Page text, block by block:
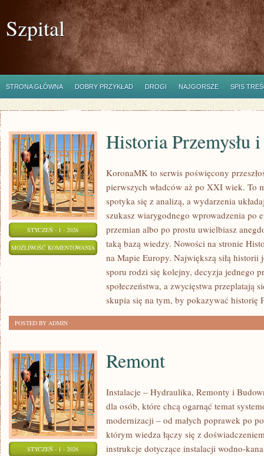
Szpital
STRONA GŁÓWNA DOBRY PRZYKŁAD DROGI NAJGORSZE SPIS
STYCZEŃ - 1 - 2026
MOŻLIWOŚĆ KOMENTOWANIA HISTORIA
PRZEMYSŁU
URBANIZACJI
Historia Przemysłu
KoronaMK to serwis poświęcony
pierwszych władców aż po XXI wiek. To
spotyka się z analizą, a wydarzenia
szukasz wiarygodnego wprowadzenia po
przemian albo po prostu uwielbiasz
taką bazą wiedzy. Nowości na stronie
na Mapie Europy. Największą siłą historii
sporu rodzi się kolejny, decyzja jednego
społeczeństwa, a zwycięstwa przeplatają
skupia się na tym, by pokazywać historię
POSTED BY ADMIN
STYCZEŃ - 1 - 2026
Remont
Instalacje – Hydraulika, Remonty i
dla osób, które chcą ogarnąć temat
modernizacji – od małych poprawek po
którym wiedza łączy się z
instrukcje dotyczące instalacji wodno-